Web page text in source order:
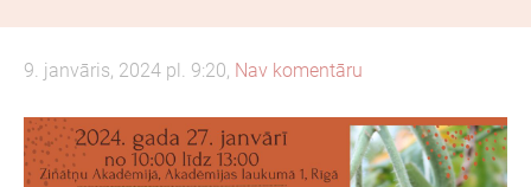
9. janvāris, 2024 pl. 9:20, Nav komentāru